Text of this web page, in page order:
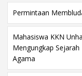
Permintaan
Mahasiswa KKN
Mengungkap
Agama